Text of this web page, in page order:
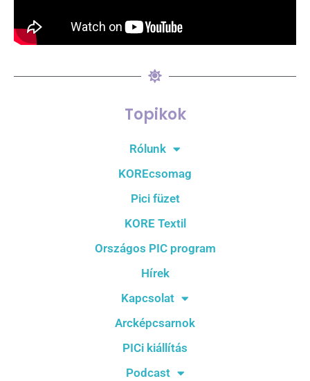
Topikok
Rólunk
KOREcsomag
Pici füzet
KORE Textil
Országos PIC program
Hírek
Kapcsolat
Arcképcsarnok
PICi kiállítás
Podcast